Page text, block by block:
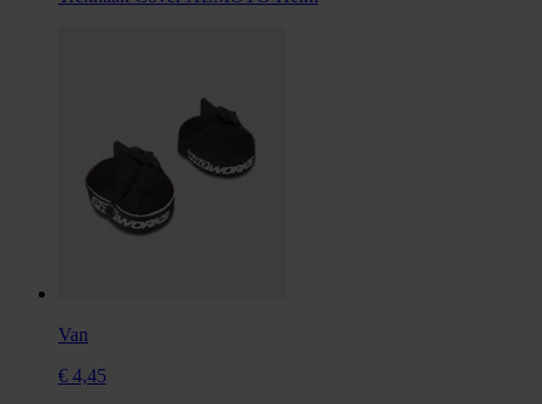
Van
€ 4,45